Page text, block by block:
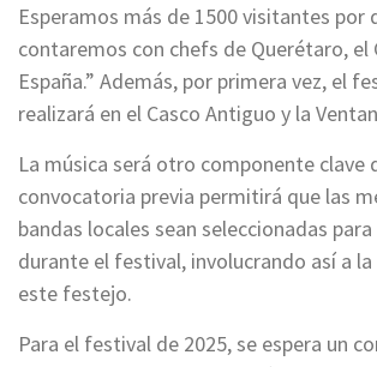
Esperamos más de 1500 visitantes por
contaremos con chefs de Querétaro, el
España.” Además, por primera vez, el
realizará en el Casco Antiguo y la
La música será otro componente clave
convocatoria previa permitirá que las
bandas locales sean seleccionadas
durante el festival, involucrando así a
este festejo.
Para el festival de 2025, se espera un